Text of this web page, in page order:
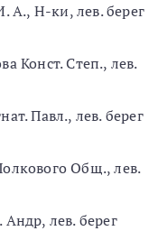
А., Н-ки, лев. берег
Конст. Степ., лев.
Павл., лев. берег
Общ., лев.
лев. берег